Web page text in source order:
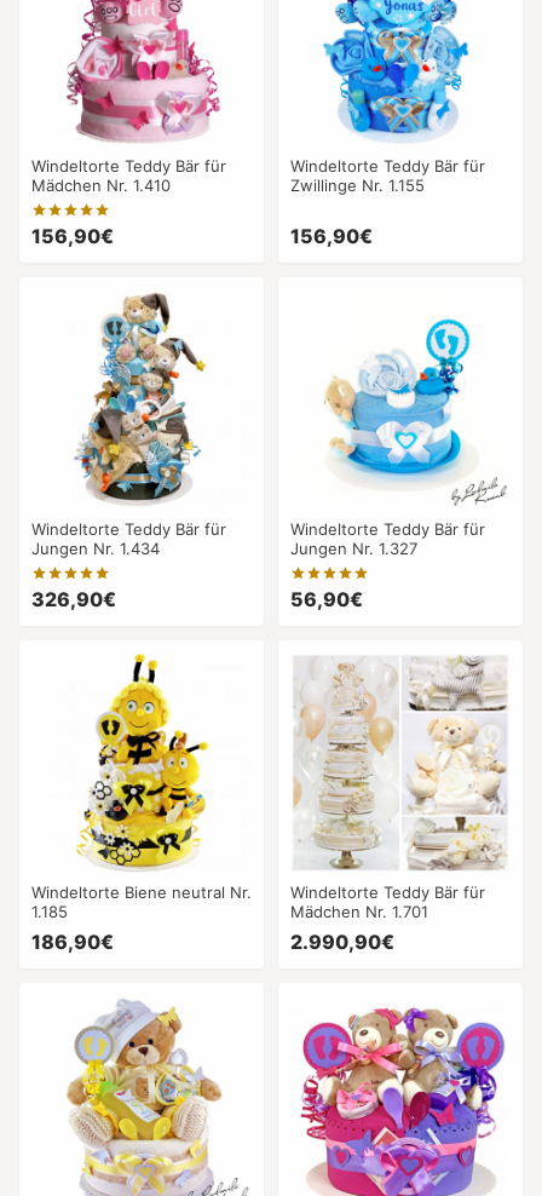
Windeltorte Teddy Bär für
Mädchen Nr. 1.410
156,90€
Windeltorte Teddy Bär für
Zwillinge Nr. 1.155
156,90€
Windeltorte Teddy Bär für
Jungen Nr. 1.434
326,90€
Windeltorte Teddy Bär für
Jungen Nr. 1.327
56,90€
Windeltorte Biene neutral Nr.
1.185
186,90€
Windeltorte Teddy Bär für
Mädchen Nr. 1.701
2.990,90€